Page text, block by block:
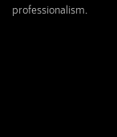
professionalism.